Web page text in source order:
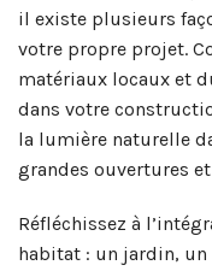
il existe plusieurs
votre propre projet.
matériaux locaux et
dans votre
la lumière naturelle
grandes ouvertures
Réfléchissez à
habitat : un jardin,